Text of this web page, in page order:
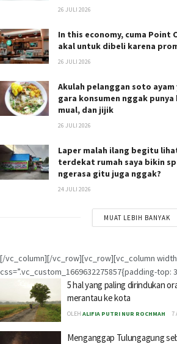
26 JULI 2026
In this economy, cuma Point
akal untuk dibeli karena
26 JULI 2026
Akulah pelanggan soto
gara konsumen nggak
mual, dan jijik
26 JULI 2026
Laper malah ilang begitu
terdekat rumah saya bikin
ngerasa gitu juga nggak?
24 JULI 2026
MUAT LEBIH BANYAK
[/vc_column][/vc_row][vc_row][vc_column
css=”.vc_custom_1669632275857{padding-top:
5 hal yang paling dirindukan
merantau ke kota
OLEH ALIFIA PUTRI NUR ROCHMAH 7
Menganggap Tulungagung